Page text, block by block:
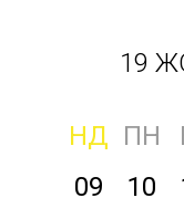
19
НД ПН
09
10